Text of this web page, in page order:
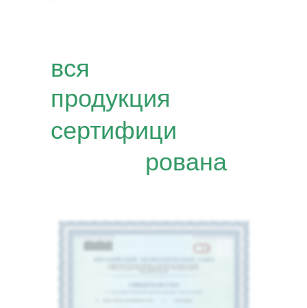
сертифици
продукция
вся
рована